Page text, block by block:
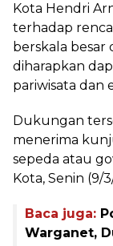
Kota Hendri
terhadap
berskala besar
diharapkan
pariwisata dan
Dukungan
menerima
sepeda atau
Kota, Senin (9/
Baca juga:
Warganet,